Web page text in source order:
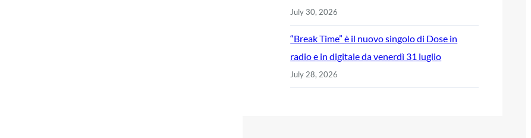
July 30, 2026
“Break Time” è il nuovo singolo di Dose in
radio e in digitale da venerdì 31 luglio
July 28, 2026